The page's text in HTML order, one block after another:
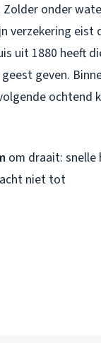
Zolder onder
verzekering eist
uit 1880 heeft
geven.
ochtend
om draait: snelle
niet tot